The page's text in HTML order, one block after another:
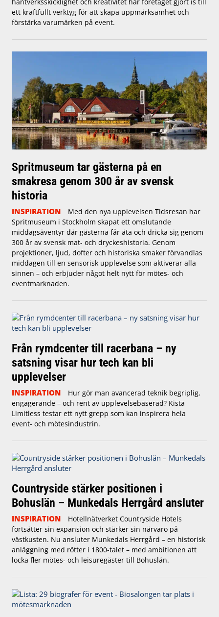
ett kraftfullt verktyg för att skapa uppmärksamhet och
förstärka varumärken på event.
Spritmuseum tar gästerna på en
smakresa genom 300 år av svensk
historia
INSPIRATION
Med den nya upplevelsen Tidsresan har
Spritmuseum i Stockholm skapat ett omslutande
middagsäventyr där gästerna får äta och dricka sig genom
300 år av svensk mat- och dryckeshistoria. Genom
projektioner, ljud, dofter och historiska smaker förvandlas
middagen till en sensorisk upplevelse som aktiverar alla
sinnen – och erbjuder något helt nytt för mötes- och
eventmarknaden.
Från rymdcenter till racerbana – ny
satsning visar hur tech kan bli
upplevelser
INSPIRATION
Hur gör man avancerad teknik begriplig,
engagerande – och rent av upplevelsebaserad? Kista
Limitless testar ett nytt grepp som kan inspirera hela
event- och mötesindustrin.
Countryside stärker positionen i
Bohuslän – Munkedals Herrgård ansluter
INSPIRATION
Hotellnätverket Countryside Hotels
fortsätter sin expansion och stärker sin närvaro på
västkusten. Nu ansluter Munkedals Herrgård – en historisk
anläggning med rötter i 1800-talet – med ambitionen att
locka fler mötes- och leisuregäster till Bohuslän.